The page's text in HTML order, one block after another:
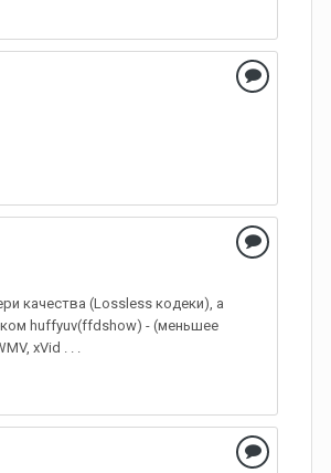
качества (Lossless кодеки), а
huffyuv(ffdshow) - (меньшее
xVid . . .